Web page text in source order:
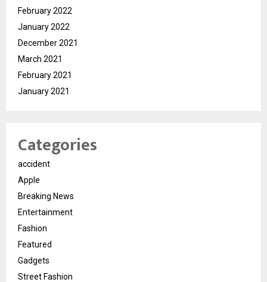
February 2022
January 2022
December 2021
March 2021
February 2021
January 2021
Categories
accident
Apple
Breaking News
Entertainment
Fashion
Featured
Gadgets
Street Fashion